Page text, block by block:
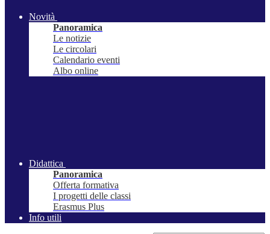
Novità
Panoramica
Le notizie
Le circolari
Calendario eventi
Albo online
Didattica
Panoramica
Offerta formativa
I progetti delle classi
Erasmus Plus
Info utili